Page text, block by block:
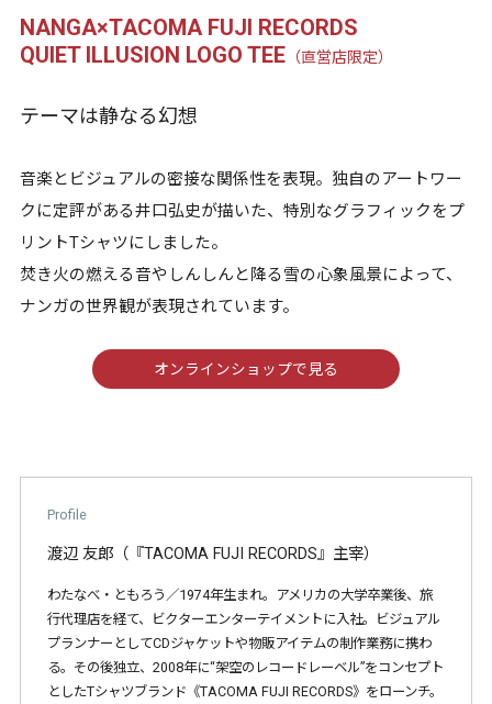
NANGA×TACOMA FUJI RECORDS
QUIET ILLUSION LOGO TEE（直営店限定）
テーマは静なる幻想
音楽とビジュアルの密接な関係性を表現。独自のアートワー
クに定評がある井口弘史が描いた、特別なグラフィックをプ
リントTシャツにしました。
焚き火の燃える音やしんしんと降る雪の心象風景によって、
ナンガの世界観が表現されています。
オンラインショップで見る
Profile
渡辺 友郎（『TACOMA FUJI RECORDS』主宰）
わたなべ・ともろう／1974年生まれ。アメリカの大学卒業後、旅
行代理店を経て、ビクターエンターテイメントに入社。ビジュアル
プランナーとしてCDジャケットや物販アイテムの制作業務に携わ
る。その後独立、2008年に“架空のレコードレーベル”をコンセプト
としたTシャツブランド《TACOMA FUJI RECORDS》をローンチ。